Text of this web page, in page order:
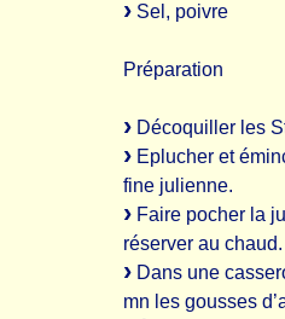
Sel, poivre
Préparation
Décoquiller les
Eplucher et
fine julienne.
Faire pocher la
réserver au chaud.
Dans une
mn les gousses